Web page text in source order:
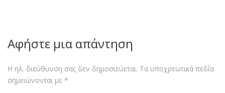
Αφήστε μια απάντηση
Η ηλ. διεύθυνση σας δεν δημοσιεύεται. Τα υποχρεωτικά πεδία
σημειώνονται με *